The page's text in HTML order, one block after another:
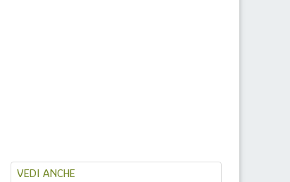
VEDI ANCHE